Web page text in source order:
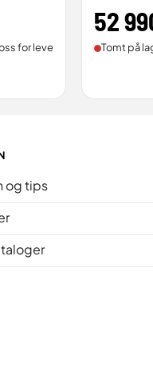
for leveringstid).
52
Tomt på
og tips